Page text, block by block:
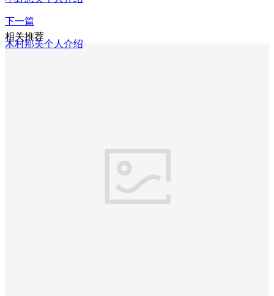
下一篇
木村那美个人介绍
相关推荐